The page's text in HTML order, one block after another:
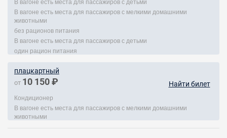
В вагоне есть места для пассажиров с мелкими домашними
животными
без рационов питания
В вагоне есть места для пассажиров с детьми
один рацион питания
плацкартный
от 10 150 ₽ Найти билет
Кондиционер
В вагоне есть места для пассажиров с мелкими домашними
животными